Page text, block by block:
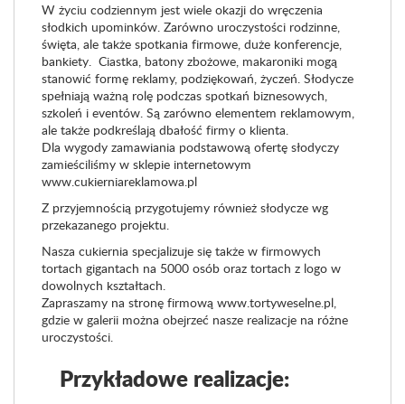
W życiu codziennym jest wiele okazji do wręczenia
słodkich upominków. Zarówno uroczystości rodzinne,
święta, ale także spotkania firmowe, duże konferencje,
bankiety. Ciastka, batony zbożowe, makaroniki mogą
stanowić formę reklamy, podziękowań, życzeń. Słodycze
spełniają ważną rolę podczas spotkań biznesowych,
szkoleń i eventów. Są zarówno elementem reklamowym,
ale także podkreślają dbałość firmy o klienta.
Dla wygody zamawiania podstawową ofertę słodyczy
zamieściliśmy w sklepie internetowym
www.cukierniareklamowa.pl
Z przyjemnością przygotujemy również słodycze wg
przekazanego projektu.
Nasza cukiernia specjalizuje się także w firmowych
tortach gigantach na 5000 osób oraz tortach z logo w
dowolnych kształtach.
Zapraszamy na stronę firmową www.tortyweselne.pl,
gdzie w galerii można obejrzeć nasze realizacje na różne
uroczystości.
Przykładowe realizacje: